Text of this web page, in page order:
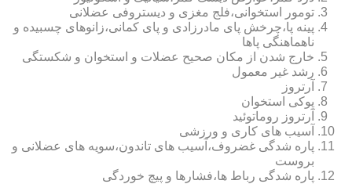
تومور استخوانی،فلج مغزی و دیستروفی عضلانی
پینه پا،چرخش پای مادرزادی و پای کمانی،زانوهای چسبیده و
ناهماهنگی پاها
خارج شدن از مکان صحیح عضلات و استخوان و شکستگی
رشد غیر معمول
آرتروز
پوکی استخوان
آرتروز روماتوئید
آسیب های کاری و ورزشی
پاره شدگی غضروف،آسیب های تاندون،سویه های عضلانی و
بروست
پاره شدگی رباط ها،فشارها و پیچ خوردگی